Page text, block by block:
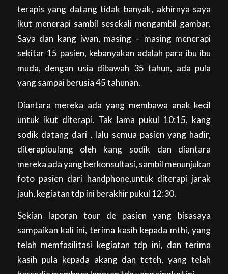
terapis yang datang tidak banyak, akhirnya saya
ikut menerapi sambil sesekali mengambil gambar.
Saya dan kang iwan, masing – masing menerapi
sekitar 15 pasien, kebanyakan adalah para ibu ibu
muda, dengan usia dibawah 35 tahun, ada pula
yang sampai berusia 45 tahunan.
Diantara mereka ada yang membawa anak kecil
untuk ikut diterapi. Tak lama pukul 10:15, kang
sodik datang dari , lalu semua pasien yang hadir,
diterapioulang oleh kang sodik dan diantara
mereka ada yang berkonsultasi, sambil menunjukan
foto pasien dari handphone,untuk diterapi jarak
jauh, kegiatan tdp ini berakhir pukul 12:30.
Sekian laporan tour de pasien yang bisasaya
sampaikan kali ini, terima kasih kepada mthi, yang
telah memfasilitasi kegiatan tdp ini, dan terima
kasih pula kepada akang dan teteh, yang telah